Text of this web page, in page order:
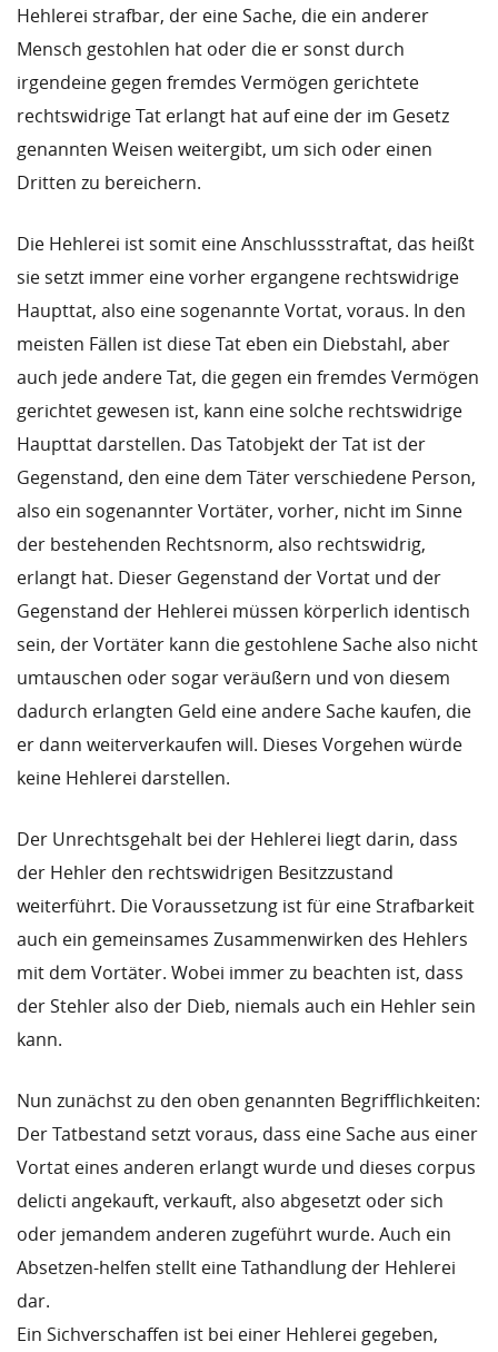
Hehlerei strafbar, der eine Sache, die ein anderer
Mensch gestohlen hat oder die er sonst durch
irgendeine gegen fremdes Vermögen gerichtete
rechtswidrige Tat erlangt hat auf eine der im Gesetz
genannten Weisen weitergibt, um sich oder einen
Dritten zu bereichern.
Die Hehlerei ist somit eine Anschlussstraftat, das heißt
sie setzt immer eine vorher ergangene rechtswidrige
Haupttat, also eine sogenannte Vortat, voraus. In den
meisten Fällen ist diese Tat eben ein Diebstahl, aber
auch jede andere Tat, die gegen ein fremdes Vermögen
gerichtet gewesen ist, kann eine solche rechtswidrige
Haupttat darstellen. Das Tatobjekt der Tat ist der
Gegenstand, den eine dem Täter verschiedene Person,
also ein sogenannter Vortäter, vorher, nicht im Sinne
der bestehenden Rechtsnorm, also rechtswidrig,
erlangt hat. Dieser Gegenstand der Vortat und der
Gegenstand der Hehlerei müssen körperlich identisch
sein, der Vortäter kann die gestohlene Sache also nicht
umtauschen oder sogar veräußern und von diesem
dadurch erlangten Geld eine andere Sache kaufen, die
er dann weiterverkaufen will. Dieses Vorgehen würde
keine Hehlerei darstellen.
Der Unrechtsgehalt bei der Hehlerei liegt darin, dass
der Hehler den rechtswidrigen Besitzzustand
weiterführt. Die Voraussetzung ist für eine Strafbarkeit
auch ein gemeinsames Zusammenwirken des Hehlers
mit dem Vortäter. Wobei immer zu beachten ist, dass
der Stehler also der Dieb, niemals auch ein Hehler sein
kann.
Nun zunächst zu den oben genannten Begrifflichkeiten:
Der Tatbestand setzt voraus, dass eine Sache aus einer
Vortat eines anderen erlangt wurde und dieses corpus
delicti angekauft, verkauft, also abgesetzt oder sich
oder jemandem anderen zugeführt wurde. Auch ein
Absetzen-helfen stellt eine Tathandlung der Hehlerei
dar.
Ein Sichverschaffen ist bei einer Hehlerei gegeben,